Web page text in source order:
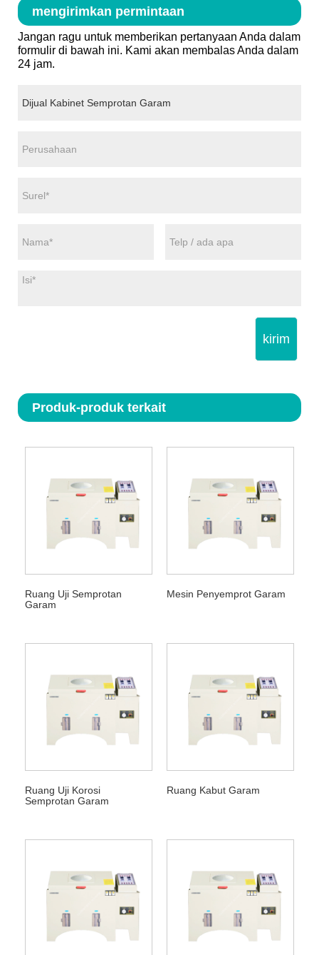
mengirimkan permintaan
Jangan ragu untuk memberikan pertanyaan Anda dalam
formulir di bawah ini. Kami akan membalas Anda dalam
24 jam.
kirim
Produk-produk terkait
Ruang Uji Semprotan
Garam
Mesin Penyemprot Garam
Ruang Uji Korosi
Semprotan Garam
Ruang Kabut Garam